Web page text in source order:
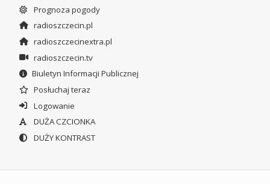
Prognoza pogody
radioszczecin.pl
radioszczecinextra.pl
radioszczecin.tv
Biuletyn Informacji Publicznej
Posłuchaj teraz
Logowanie
DUŻA CZCIONKA
DUŻY KONTRAST